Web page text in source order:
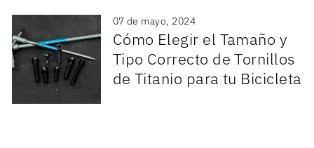
07 de mayo, 2024
Cómo Elegir el Tamaño y
Tipo Correcto de Tornillos
de Titanio para tu Bicicleta